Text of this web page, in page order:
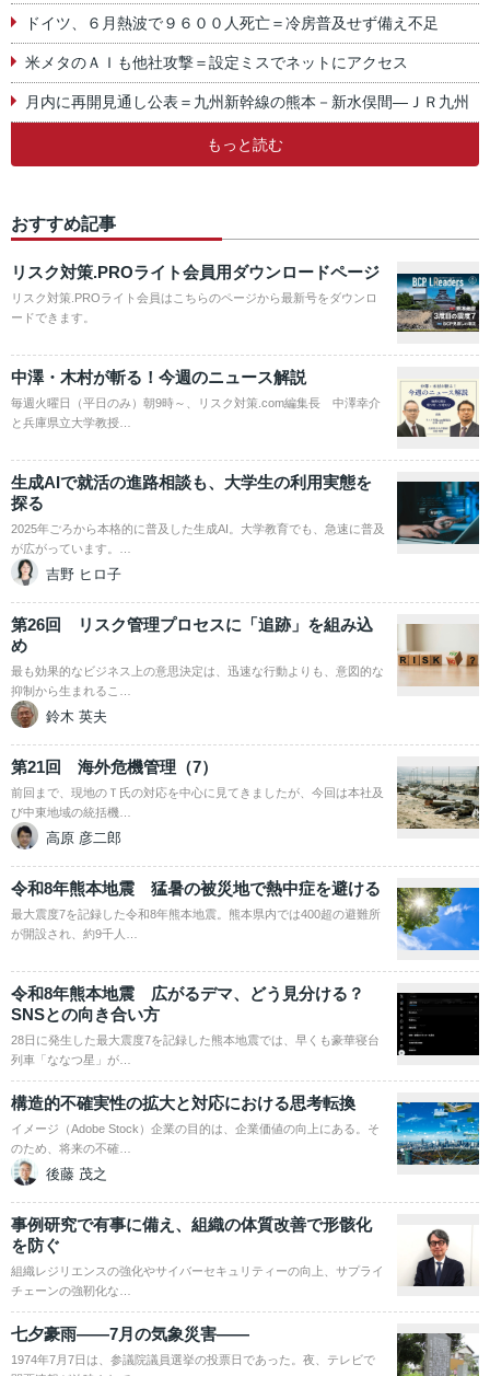
ドイツ、６月熱波で９６００人死亡＝冷房普及せず備え不足
米メタのＡＩも他社攻撃＝設定ミスでネットにアクセス
月内に再開見通し公表＝九州新幹線の熊本－新水俣間―ＪＲ九州
もっと読む
おすすめ記事
リスク対策.PROライト会員用ダウンロードページ
リスク対策.PROライト会員はこちらのページから最新号をダウンロ
ードできます。
中澤・木村が斬る！今週のニュース解説
毎週火曜日（平日のみ）朝9時～、リスク対策.com編集長 中澤幸介
と兵庫県立大学教授…
生成AIで就活の進路相談も、大学生の利用実態を
探る
2025年ごろから本格的に普及した生成AI。大学教育でも、急速に普及
が広がっています。…
吉野 ヒロ子
第26回 リスク管理プロセスに「追跡」を組み込
め
最も効果的なビジネス上の意思決定は、迅速な行動よりも、意図的な
抑制から生まれるこ…
鈴木 英夫
第21回 海外危機管理（7）
前回まで、現地のＴ氏の対応を中心に見てきましたが、今回は本社及
び中東地域の統括機…
高原 彦二郎
令和8年熊本地震 猛暑の被災地で熱中症を避ける
最大震度7を記録した令和8年熊本地震。熊本県内では400超の避難所
が開設され、約9千人…
令和8年熊本地震 広がるデマ、どう見分ける？
SNSとの向き合い方
28日に発生した最大震度7を記録した熊本地震では、早くも豪華寝台
列車「ななつ星」が…
構造的不確実性の拡大と対応における思考転換
イメージ（Adobe Stock）企業の目的は、企業価値の向上にある。そ
のため、将来の不確…
後藤 茂之
事例研究で有事に備え、組織の体質改善で形骸化
を防ぐ
組織レジリエンスの強化やサイバーセキュリティーの向上、サプライ
チェーンの強靭化な…
七夕豪雨――7月の気象災害――
1974年7月7日は、参議院議員選挙の投票日であった。夜、テレビで